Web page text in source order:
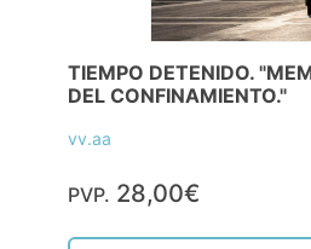
TIEMPO DETENIDO.
DEL CONFINAMIENTO."
vv.aa
PVP. 28,00€